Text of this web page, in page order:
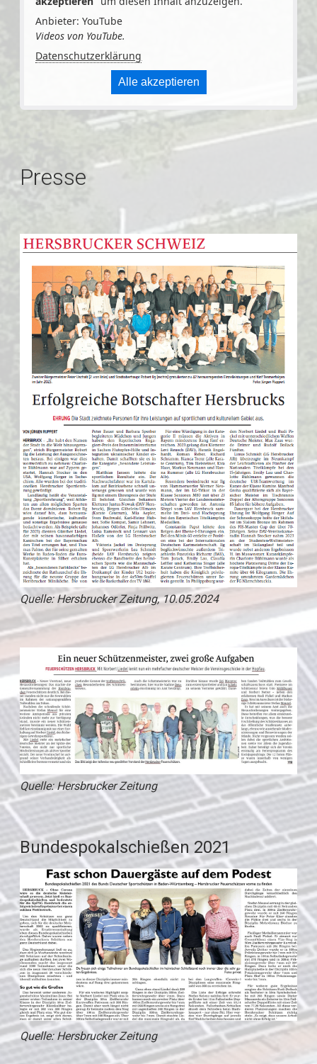
Anbieter: YouTube
Videos von YouTube.
Datenschutzerklärung
Alle akzeptieren
Presse
Quelle: Hersbrucker Zeitung, 10.05.2024
Quelle: Hersbrucker Zeitung
Bundespokalschießen 2021
Quelle: Hersbrucker Zeitung